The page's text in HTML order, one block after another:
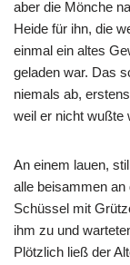
aber die Mönche
Heide für ihn, die
einmal ein altes
geladen war. Das
niemals ab,
weil er nicht wußte
An einem lauen,
alle beisammen
Schüssel mit
ihm zu und
Plötzlich ließ der